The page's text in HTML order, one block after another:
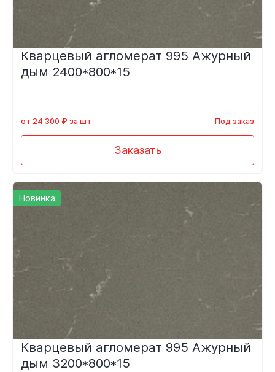
Кварцевый агломерат 995 Ажурный
дым 2400*800*15
от 24 300 ₽ за шт Под заказ
Заказать
Новинка
Кварцевый агломерат 995 Ажурный
дым 3200*800*15